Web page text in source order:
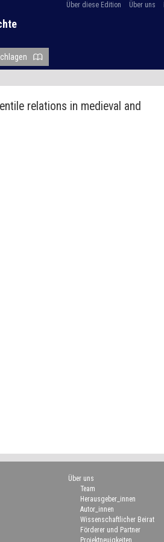
Über diese Edition Über uns
relations in medieval and
Über uns
Team
Herausgeber_innen
Autor_innen
Wissenschaftlicher Beirat
Förderer und Partner
Projektneuigkeiten